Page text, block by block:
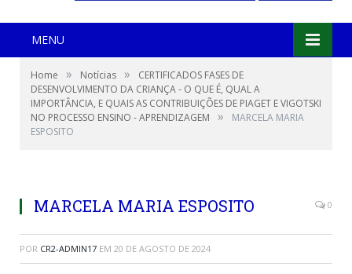
MENU
Home » Notícias »
CERTIFICADOS FASES DE
DESENVOLVIMENTO DA CRIANÇA - O QUE É, QUAL A
IMPORTÂNCIA, E QUAIS AS CONTRIBUIÇÕES DE PIAGET E VIGOTSKI
NO PROCESSO ENSINO - APRENDIZAGEM
»
MARCELA MARIA
ESPOSITO
MARCELA MARIA ESPOSITO 0
POR CR2-ADMIN17 EM 20 DE AGOSTO DE 2024